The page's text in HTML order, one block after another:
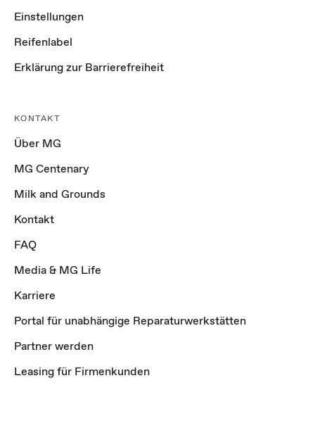
Einstellungen
Reifenlabel
Erklärung zur Barrierefreiheit
KONTAKT
Über MG
MG Centenary
Milk and Grounds
Kontakt
FAQ
Media & MG Life
Karriere
Portal für unabhängige Reparaturwerkstätten
Partner werden
Leasing für Firmenkunden